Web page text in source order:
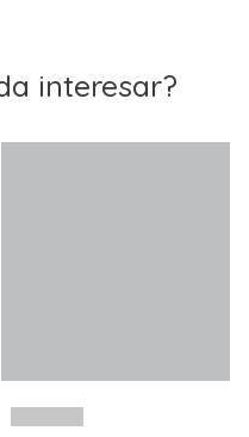
interesar?